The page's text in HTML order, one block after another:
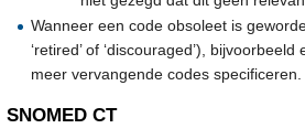
Wanneer een code obsoleet is
‘retired’ of ‘discouraged’),
meer vervangende codes specificeren.
SNOMED CT